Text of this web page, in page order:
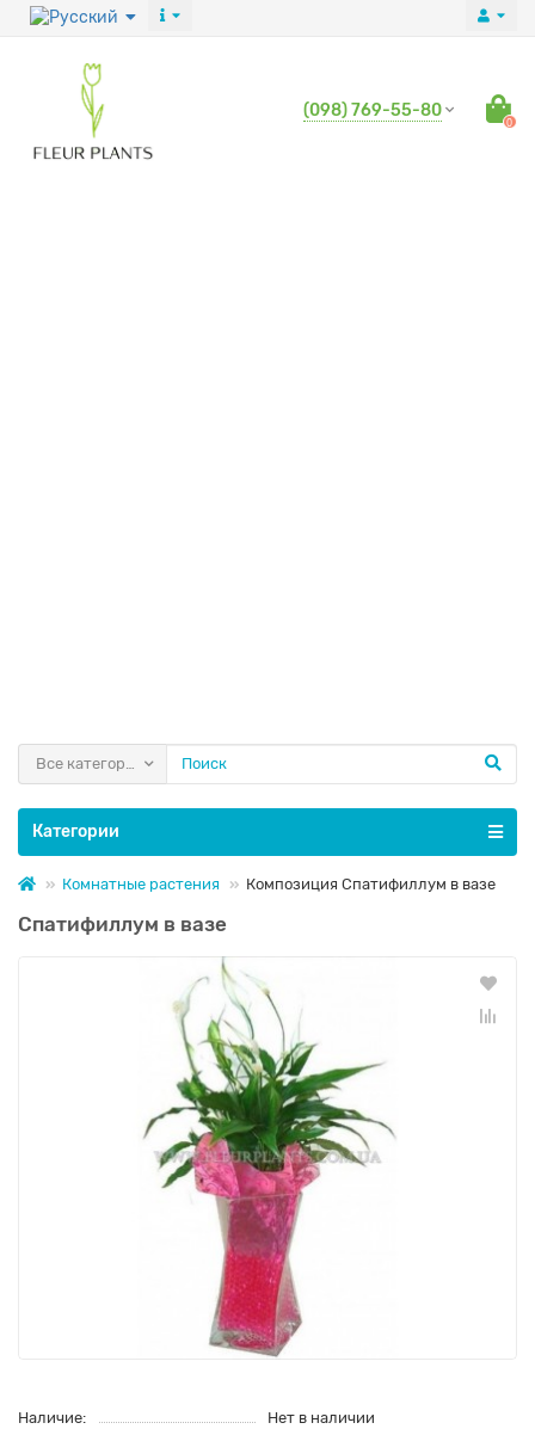
(098) 769-55-80
0
Все категории
Категории
Комнатные растения Композиция Спатифиллум в вазе
Спатифиллум в вазе
Наличие: Нет в наличии